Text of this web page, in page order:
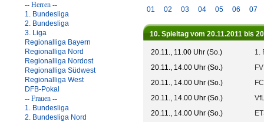
-- Herren --
1. Bundesliga
2. Bundesliga
3. Liga
Regionalliga Bayern
Regionalliga Nord
Regionalliga Nordost
Regionalliga Südwest
Regionalliga West
DFB-Pokal
-- Frauen --
1. Bundesliga
2. Bundesliga Nord
01 02 03 04 05 06 07
10. Spieltag vom 20.11.2011 bis
20.11., 11.00 Uhr (So.)
1.
20.11., 14.00 Uhr (So.)
20.11., 14.00 Uhr (So.)
20.11., 14.00 Uhr (So.)
20.11., 14.00 Uhr (So.)